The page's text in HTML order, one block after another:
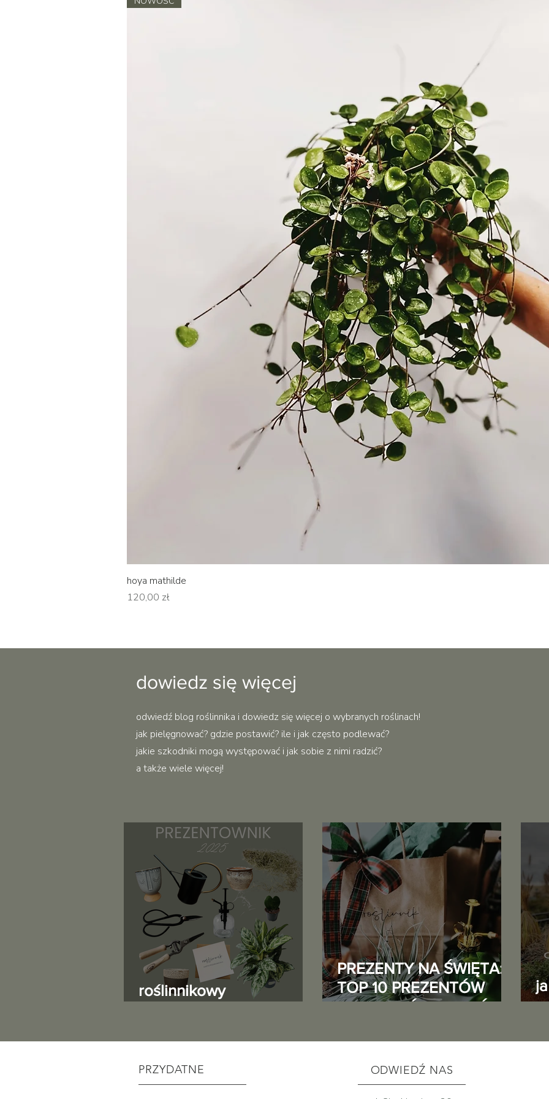
hoya mathilde
Cena
120,00 zł
dowiedz się więcej
odwiedź blog roślinnika i dowiedz się więcej o wybranych roślinach!
jak pielęgnować? gdzie postawić? ile i jak często podlewać?
jakie szkodniki mogą występować i jak sobie z nimi radzić?
a także wiele więcej!
roślinnikowy
PREZENTY NA ŚWIĘTA:
TOP 10 PREZENTÓW
DLA MIŁOŚNIKA ROŚLIN
PRZYDATNE ODWIEDŹ NAS